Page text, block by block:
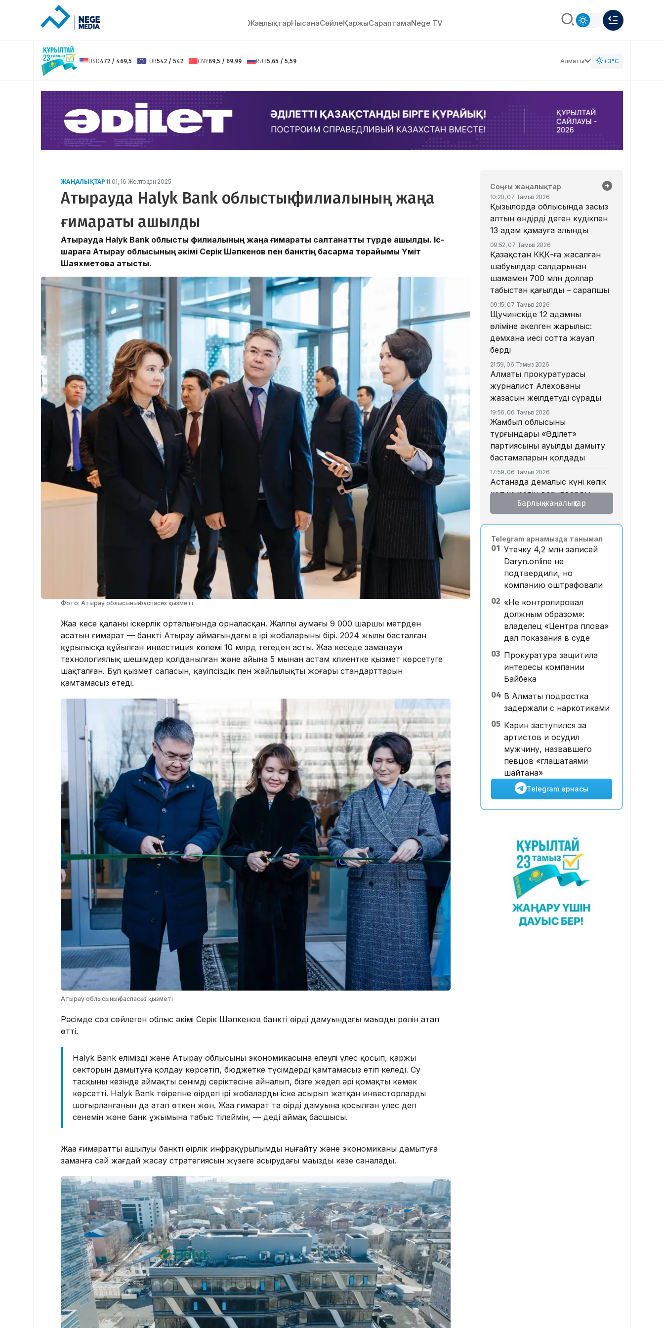
ЖаңалықтарНысанаСөйлeҚаржыСараптамаNege TV
USD472 / 469,5 EUR542 / 542 CNY69,5 / 69,99 RUB5,65 / 5,59 Алматы +3°C
ЖАҢАЛЫҚТАР 11:01, 16 Желтоқсан 2025
Атырауда Halyk Bank облыстық филиалының жаңа
ғимараты ашылды
Атырауда Halyk Bank облыстық филиалының жаңа ғимараты салтанатты түрде ашылды. Іс-
шараға Атырау облысының әкімі Серік Шәпкенов пен банктің басқарма төрайымы Үміт
Шаяхметова қатысты.
Фото: Атырау облысының баспасөз қызметі
Жаңа кеңсе қаланың іскерлік орталығында орналасқан. Жалпы аумағы 9 000 шаршы метрден
асатын ғимарат — банктің Атырау аймағындағы ең ірі жобаларының бірі. 2024 жылы басталған
құрылысқа құйылған инвестиция көлемі 10 млрд теңгеден асты. Жаңа кеңседе заманауи
технологиялық шешімдер қолданылған және айына 5 мыңнан астам клиентке қызмет көрсетуге
шақталған. Бұл қызмет сапасын, қауіпсіздік пен жайлылықтың жоғары стандарттарын
қамтамасыз етеді.
Атырау облысының баспасөз қызметі
Рәсімде сөз сөйлеген облыс әкімі Серік Шәпкенов банктің өңірдің дамуындағы маңызды рөлін атап
өтті.
Halyk Bank еліміздің және Атырау облысының экономикасына елеулі үлес қосып, қаржы
секторын дамытуға қолдау көрсетіп, бюджетке түсімдерді қамтамасыз етіп келеді. Су
тасқыны кезінде аймақтың сенімді серіктесіне айналып, бізге жедел әрі қомақты көмек
көрсетті. Halyk Bank төңірегіне өңірдегі ірі жобаларды іске асырып жатқан инвесторлардың
шоғырланғанын да атап өткен жөн. Жаңа ғимарат та өңірдің дамуына қосылған үлес деп
сенемін және банк ұжымына табыс тілеймін, — деді аймақ басшысы.
Жаңа ғимараттың ашылуы банктің өңірлік инфрақұрылымды нығайту және экономиканы дамытуға
заманға сай жағдай жасау стратегиясын жүзеге асырудағы маңызды кезең саналады.
Соңғы жаңалықтар
10:20, 07 Тамыз 2026
Қызылорда облысында заңсыз
алтын өндірді деген күдікпен
13 адам қамауға алынды
09:52, 07 Тамыз 2026
Қазақстан КҚК-ға жасалған
шабуылдар салдарынан
шамамен 700 млн доллар
табыстан қағылды – сарапшы
09:15, 07 Тамыз 2026
Щучинскіде 12 адамның
өліміне әкелген жарылыс:
дәмхана иесі сотта жауап
берді
21:59, 06 Тамыз 2026
Алматы прокуратурасы
журналист Алехованың
жазасын жеңілдетуді сұрады
19:56, 06 Тамыз 2026
Жамбыл облысының
тұрғындары «Әділет»
партиясының ауылды дамыту
бастамаларын қолдады
17:59, 06 Тамыз 2026
Астанада демалыс күні көлік
көп жүретін даңғылдардың
бірінде қозғалыс шектеледі
енді «Самұрық-Қазына»
басқарады
17:13, 06 Тамыз 2026
Сарапшылар азаматтық
қоғам мен саяси
партиялардың өзара іс-
қимылын талқылады
16:35, 06 Тамыз 2026
Үлкен Алматы айналма
автожолымен жүру құны екі
есе қымбаттайды
16:32, 06 Тамыз 2026
керек? Этнограф дәстүрдің
мәнін түсіндірді
Барлық жаңалықтар
Telegram арнамызда танымал
01 Утечку 4,2 млн записей
Daryn.online не
подтвердили, но
компанию оштрафовали
02 «Не контролировал
должным образом»:
владелец «Центра плова»
дал показания в суде
03 Прокуратура защитила
интересы компании
Байбека
04 В Алматы подростка
задержали с наркотиками
05 Карин заступился за
артистов и осудил
мужчину, назвавшего
певцов «глашатаями
шайтана»
Telegram арнасы